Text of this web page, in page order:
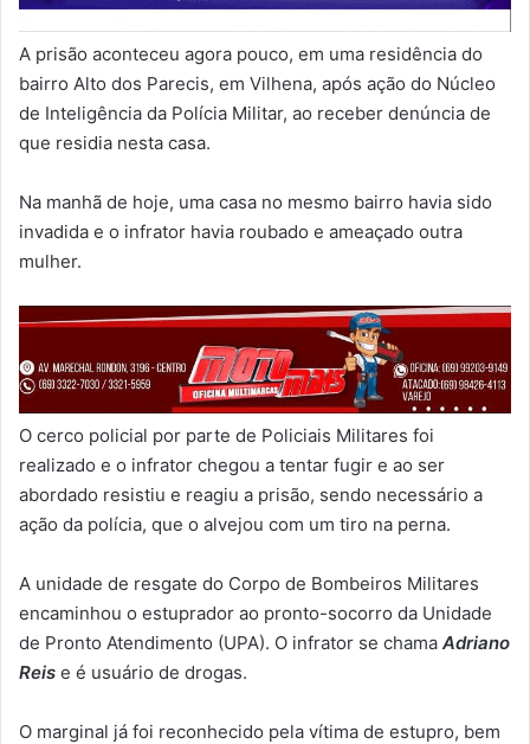
A prisão aconteceu agora pouco, em uma residência do
bairro Alto dos Parecis, em Vilhena, após ação do Núcleo
de Inteligência da Polícia Militar, ao receber denúncia de
que residia nesta casa.
Na manhã de hoje, uma casa no mesmo bairro havia sido
invadida e o infrator havia roubado e ameaçado outra
mulher.
O cerco policial por parte de Policiais Militares foi
realizado e o infrator chegou a tentar fugir e ao ser
abordado resistiu e reagiu a prisão, sendo necessário a
ação da polícia, que o alvejou com um tiro na perna.
A unidade de resgate do Corpo de Bombeiros Militares
encaminhou o estuprador ao pronto-socorro da Unidade
de Pronto Atendimento (UPA). O infrator se chama Adriano
Reis e é usuário de drogas.
O marginal já foi reconhecido pela vítima de estupro, bem